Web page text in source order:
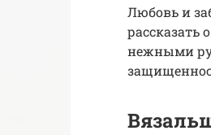
Любовь и
рассказать
нежными